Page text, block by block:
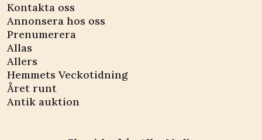
Kontakta oss
Annonsera hos oss
Prenumerera
Allas
Allers
Hemmets Veckotidning
Året runt
Antik auktion